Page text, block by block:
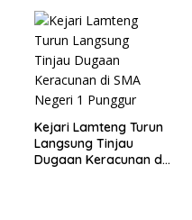
PAD Tahun 2025
Kejari Lamteng Turun
Langsung Tinjau
Dugaan Keracunan di